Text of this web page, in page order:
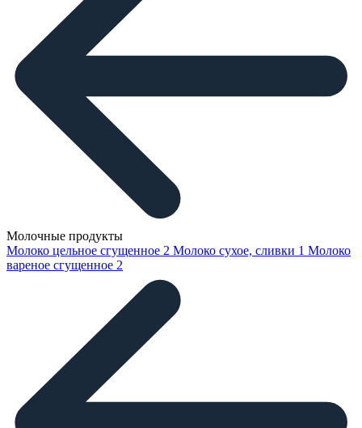
Молочные продукты
Молоко цельное сгущенное 2 Молоко сухое, сливки 1 Молоко
вареное сгущенное 2